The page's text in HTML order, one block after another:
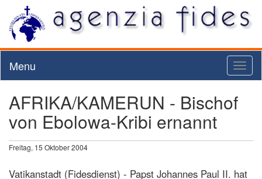
Menu
AFRIKA/KAMERUN - Bischof
von Ebolowa-Kribi ernannt
Freitag, 15 Oktober 2004
Vatikanstadt (Fidesdienst) - Papst Johannes Paul II. hat